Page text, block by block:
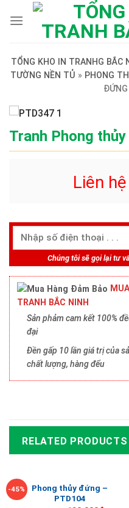
TỔNG KHO IN TRANHG BẮC
TƯỜNG NỀN TỦ » PHONG
Tranh Phong
Liên hệ
Chúng tôi sẽ gọi lại tư
TRANH BẮC NINH
Sản phảm cam kết 100%
đại
Đền gấp 10 lần giá trị của
chất lượng, hàng đểu
RELATED PRODUCTS
-45%
Phong thủy đứng –
PTD104